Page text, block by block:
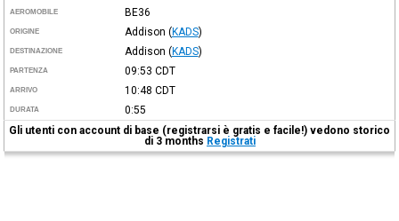
AEROMOBILE BE36
ORIGINE Addison (KADS)
DESTINAZIONE Addison (KADS)
PARTENZA 09:53 CDT
ARRIVO 10:48 CDT
DURATA
0:55
Gli utenti con account di base (registrarsi è gratis e facile!) vedono storico
di 3 months Registrati